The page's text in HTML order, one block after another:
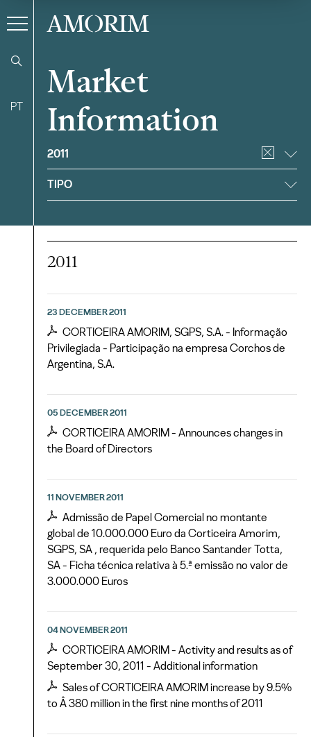
PT
AMORIM
Market
Information
Filter
2011
TIPO
2011
23 DECEMBER 2011
CORTICEIRA AMORIM, SGPS, S.A. - Informação
Privilegiada - Participação na empresa Corchos de
Argentina, S.A.
05 DECEMBER 2011
CORTICEIRA AMORIM - Announces changes in
the Board of Directors
11 NOVEMBER 2011
Admissão de Papel Comercial no montante
global de 10.000.000 Euro da Corticeira Amorim,
SGPS, SA , requerida pelo Banco Santander Totta,
SA - Ficha técnica relativa à 5.ª emissão no valor de
3.000.000 Euros
04 NOVEMBER 2011
CORTICEIRA AMORIM - Activity and results as of
September 30, 2011 - Additional information
Sales of CORTICEIRA AMORIM increase by 9.5%
to Â 380 million in the first nine months of 2011